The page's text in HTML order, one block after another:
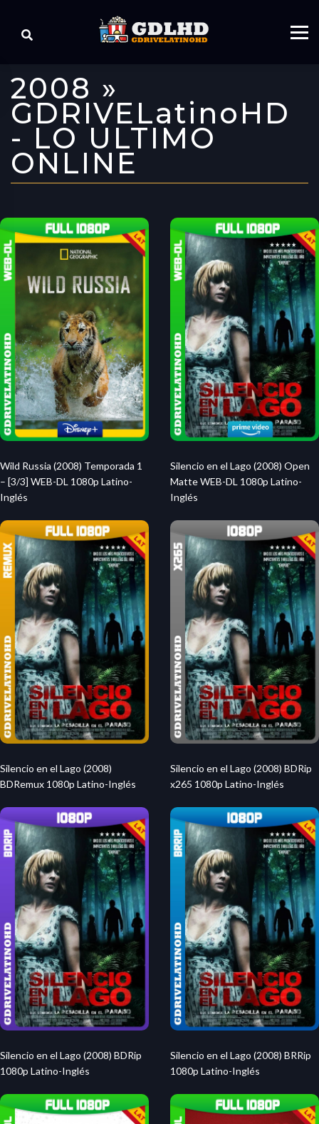
2008 »
GDRIVELatinoHD
- LO ULTIMO
ONLINE
Wild Russia (2008) Temporada 1
– [3/3] WEB-DL 1080p Latino-
Inglés
Silencio en el Lago (2008) Open
Matte WEB-DL 1080p Latino-
Inglés
Silencio en el Lago (2008)
BDRemux 1080p Latino-Inglés
Silencio en el Lago (2008) BDRip
x265 1080p Latino-Inglés
Silencio en el Lago (2008) BDRip
1080p Latino-Inglés
Silencio en el Lago (2008) BRRip
1080p Latino-Inglés